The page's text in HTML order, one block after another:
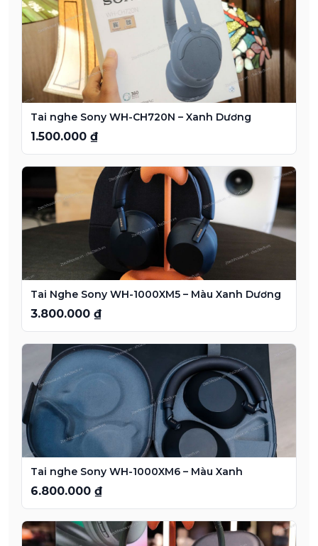
Tai nghe Sony WH-CH720N – Xanh Dương
1.500.000 ₫
Tai Nghe Sony WH-1000XM5 – Màu Xanh Dương
3.800.000 ₫
Tai nghe Sony WH-1000XM6 – Màu Xanh
6.800.000 ₫